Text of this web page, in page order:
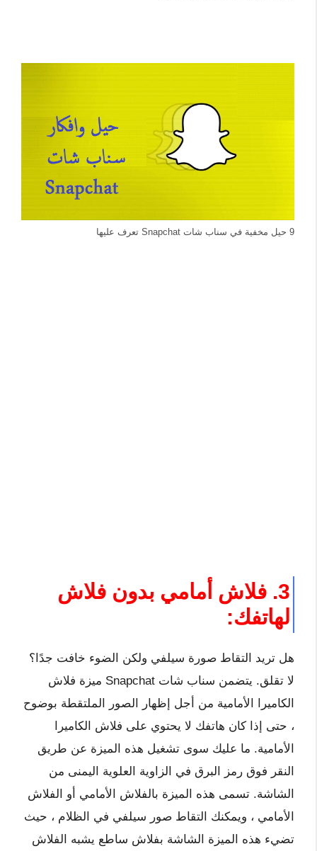
9 حيل مخفية في سناب شات Snapchat تعرف عليها
3. فلاش أمامي بدون فلاش
لهاتفك:
هل تريد التقاط صورة سيلفي ولكن الضوء خافت جدًا؟
لا تقلق. يتضمن سناب شات Snapchat ميزة فلاش
الكاميرا الأمامية من أجل إظهار الصور الملتقطة بوضوح
، حتى إذا كان هاتفك لا يحتوي على فلاش الكاميرا
الأمامية. ما عليك سوى تشغيل هذه الميزة عن طريق
النقر فوق رمز البرق في الزاوية العلوية اليمنى من
الشاشة. تسمى هذه الميزة بالفلاش الأمامي أو الفلاش
الأمامي ، ويمكنك التقاط صور سيلفي في الظلام ، حيث
تضيء هذه الميزة الشاشة بفلاش ساطع يشبه الفلاش